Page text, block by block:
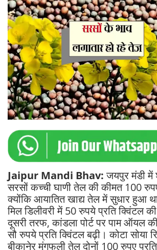
Jaipur Mandi Bhav:जयपुर मंडी में
सरसों कच्ची घाणी तेल की कीमत 100
क्योंकि आयातित खाद्य तेल में सुधार हुआ
मिल डिलीवरी में 50 रुपये प्रति क्विंटल की
दूसरी तरफ, कांडला पोर्ट पर पाम ऑयल
सौ रुपये प्रति क्विंटल बढ़ी। कोटा सोया
बीकानेर मूंगफली तेल दोनों 100 रुपए